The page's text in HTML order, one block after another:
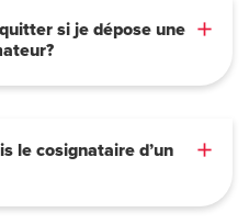
si je dépose une
le cosignataire d’un